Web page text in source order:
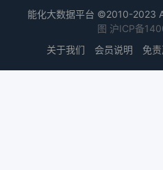
入空气,并同时加入混凝中,
去除绝大部分;剂等,使废水
0.5~25-m之间)(3)微生物
能化大数据平台 ©2010-2023
图 沪ICP备
关于我们
会员说明 免